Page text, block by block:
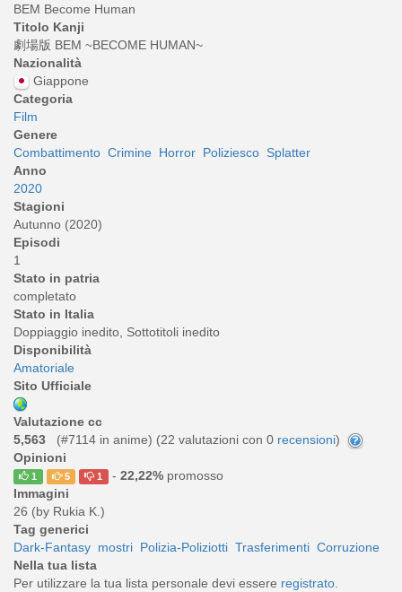
BEM Become Human
Titolo Kanji
劇場版 BEM ~BECOME HUMAN~
Nazionalità
Giappone
Categoria
Film
Genere
Combattimento Crimine Horror Poliziesco Splatter
Anno
2020
Stagioni
Autunno (2020)
Episodi
1
Stato in patria
completato
Stato in Italia
Doppiaggio inedito, Sottotitoli inedito
Disponibilità
Amatoriale
Sito Ufficiale
Valutazione cc
5,563
(#7114 in anime) (22 valutazioni con 0 recensioni)
Opinioni
1 5 1 - 22,22%promosso
Immagini
26 (by Rukia K.)
Tag generici
Dark-Fantasy mostri Polizia-Poliziotti Trasferimenti Corruzione
Nella tua lista
Per utilizzare la tua lista personale devi essere registrato.